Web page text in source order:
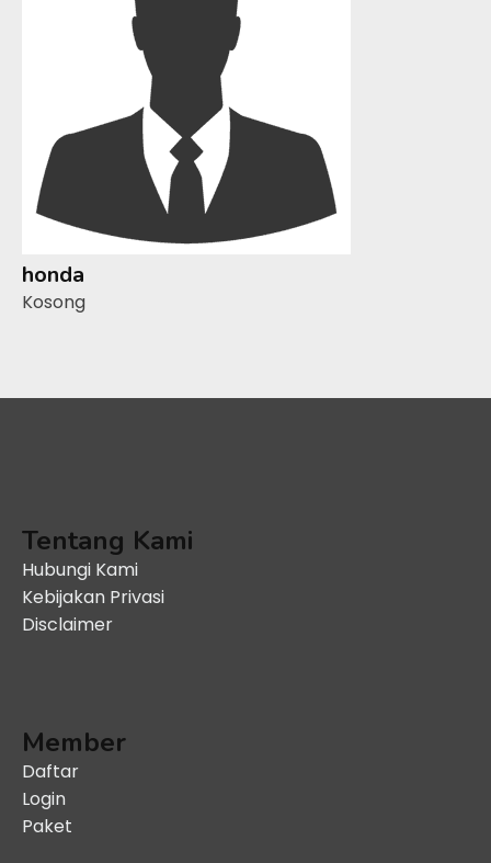
honda
Kosong
Tentang Kami
Hubungi Kami
Kebijakan Privasi
Disclaimer
Member
Daftar
Login
Paket